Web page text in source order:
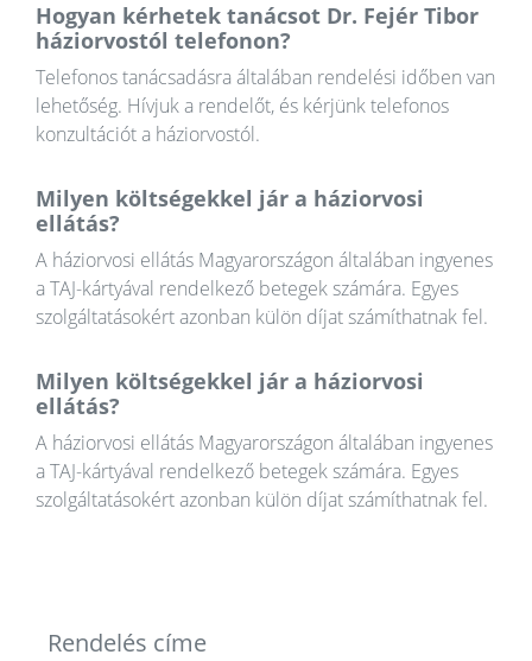
Hogyan kérhetek tanácsot Dr. Fejér Tibor
háziorvostól telefonon?
Telefonos tanácsadásra általában rendelési időben van
lehetőség. Hívjuk a rendelőt, és kérjünk telefonos
konzultációt a háziorvostól.
Milyen költségekkel jár a háziorvosi
ellátás?
A háziorvosi ellátás Magyarországon általában ingyenes
a TAJ-kártyával rendelkező betegek számára. Egyes
szolgáltatásokért azonban külön díjat számíthatnak fel.
Milyen költségekkel jár a háziorvosi
ellátás?
A háziorvosi ellátás Magyarországon általában ingyenes
a TAJ-kártyával rendelkező betegek számára. Egyes
szolgáltatásokért azonban külön díjat számíthatnak fel.
Rendelés címe